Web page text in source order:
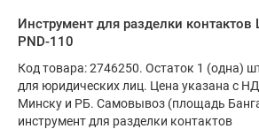
Инструмент для разделки контактов
PND-110
Код товара: 2746250. Остаток 1 (одна)
для юридических лиц. Цена указана с
Минску и РБ. Самовывоз (площадь
инструмент для разделки контактов